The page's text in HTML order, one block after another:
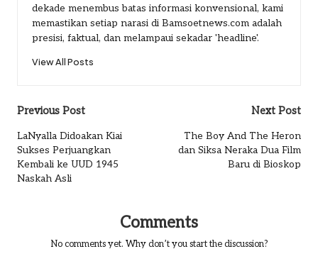
dekade menembus batas informasi konvensional, kami
memastikan setiap narasi di Bamsoetnews.com adalah
presisi, faktual, dan melampaui sekadar 'headline'.
View All Posts
Post
navigation
Previous Post
LaNyalla Didoakan Kiai
Sukses Perjuangkan
Kembali ke UUD 1945
Naskah Asli
Next Post
The Boy And The Heron
dan Siksa Neraka Dua Film
Baru di Bioskop
Comments
No comments yet. Why don’t you start the discussion?